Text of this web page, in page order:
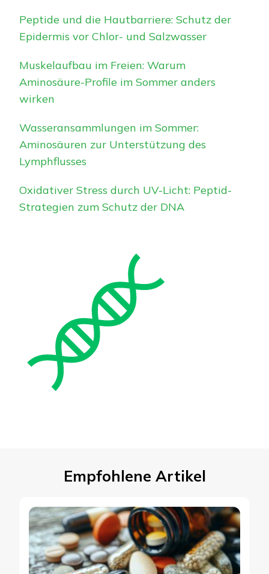
Peptide und die Hautbarriere: Schutz der
Epidermis vor Chlor- und Salzwasser
Muskelaufbau im Freien: Warum
Aminosäure-Profile im Sommer anders
wirken
Wasseransammlungen im Sommer:
Aminosäuren zur Unterstützung des
Lymphflusses
Oxidativer Stress durch UV-Licht: Peptid-
Strategien zum Schutz der DNA
Empfohlene Artikel